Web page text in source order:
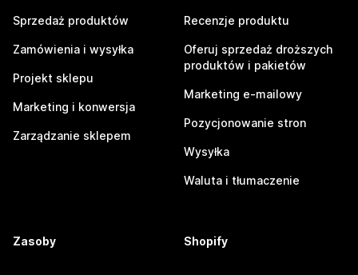
Sprzedaż produktów
Zamówienia i wysyłka
Projekt sklepu
Marketing i konwersja
Zarządzanie sklepem
Recenzje produktu
Oferuj sprzedaż droższych
produktów i pakietów
Marketing e-mailowy
Pozycjonowanie stron
Wysyłka
Waluta i tłumaczenie
Zasoby Shopify